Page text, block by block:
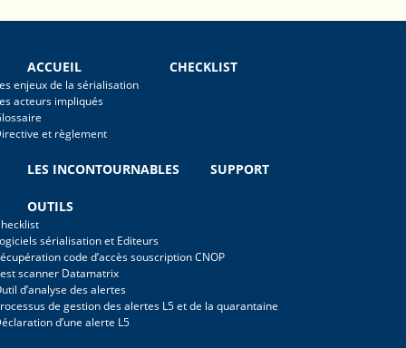
ACCUEIL
enjeux de la sérialisation
acteurs impliqués
et règlement
CHECKLIST
LES INCONTOURNABLES SUPPORT
OUTILS
sérialisation et Editeurs
code d’accès souscription CNOP
scanner Datamatrix
d’analyse des alertes
de gestion des alertes L5 et de la quarantaine
d’une alerte L5